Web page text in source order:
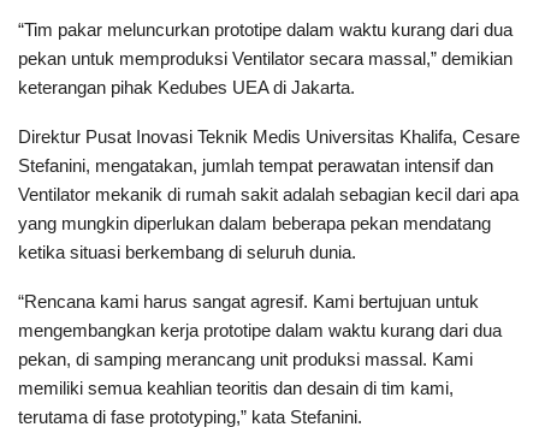
“Tim pakar meluncurkan prototipe dalam waktu kurang dari dua
pekan untuk memproduksi Ventilator secara massal,” demikian
keterangan pihak Kedubes UEA di Jakarta.
Direktur Pusat Inovasi Teknik Medis Universitas Khalifa, Cesare
Stefanini, mengatakan, jumlah tempat perawatan intensif dan
Ventilator mekanik di rumah sakit adalah sebagian kecil dari apa
yang mungkin diperlukan dalam beberapa pekan mendatang
ketika situasi berkembang di seluruh dunia.
“Rencana kami harus sangat agresif. Kami bertujuan untuk
mengembangkan kerja prototipe dalam waktu kurang dari dua
pekan, di samping merancang unit produksi massal. Kami
memiliki semua keahlian teoritis dan desain di tim kami,
terutama di fase prototyping,” kata Stefanini.